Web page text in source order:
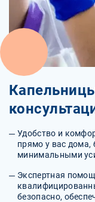
Удобство и
прямо у вас дома,
минимальными
Экспертная
безопасно,